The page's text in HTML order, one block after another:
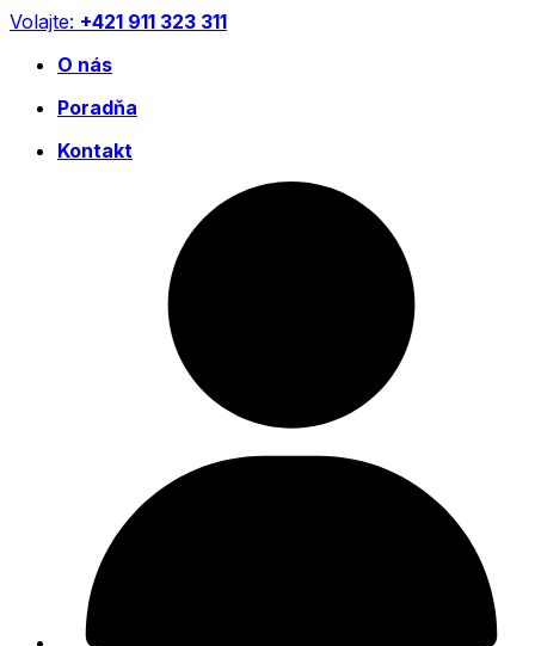
Preskočiť
obsah
Volajte: +421 911 323 311
O nás
Poradňa
Kontakt